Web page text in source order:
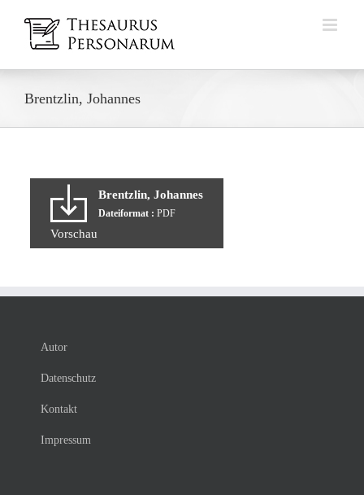
Inhalt
springen
Brentzlin, Johannes
Brentzlin, Johannes
Dateiformat : PDF
Vorschau
Autor
Datenschutz
Kontakt
Impressum